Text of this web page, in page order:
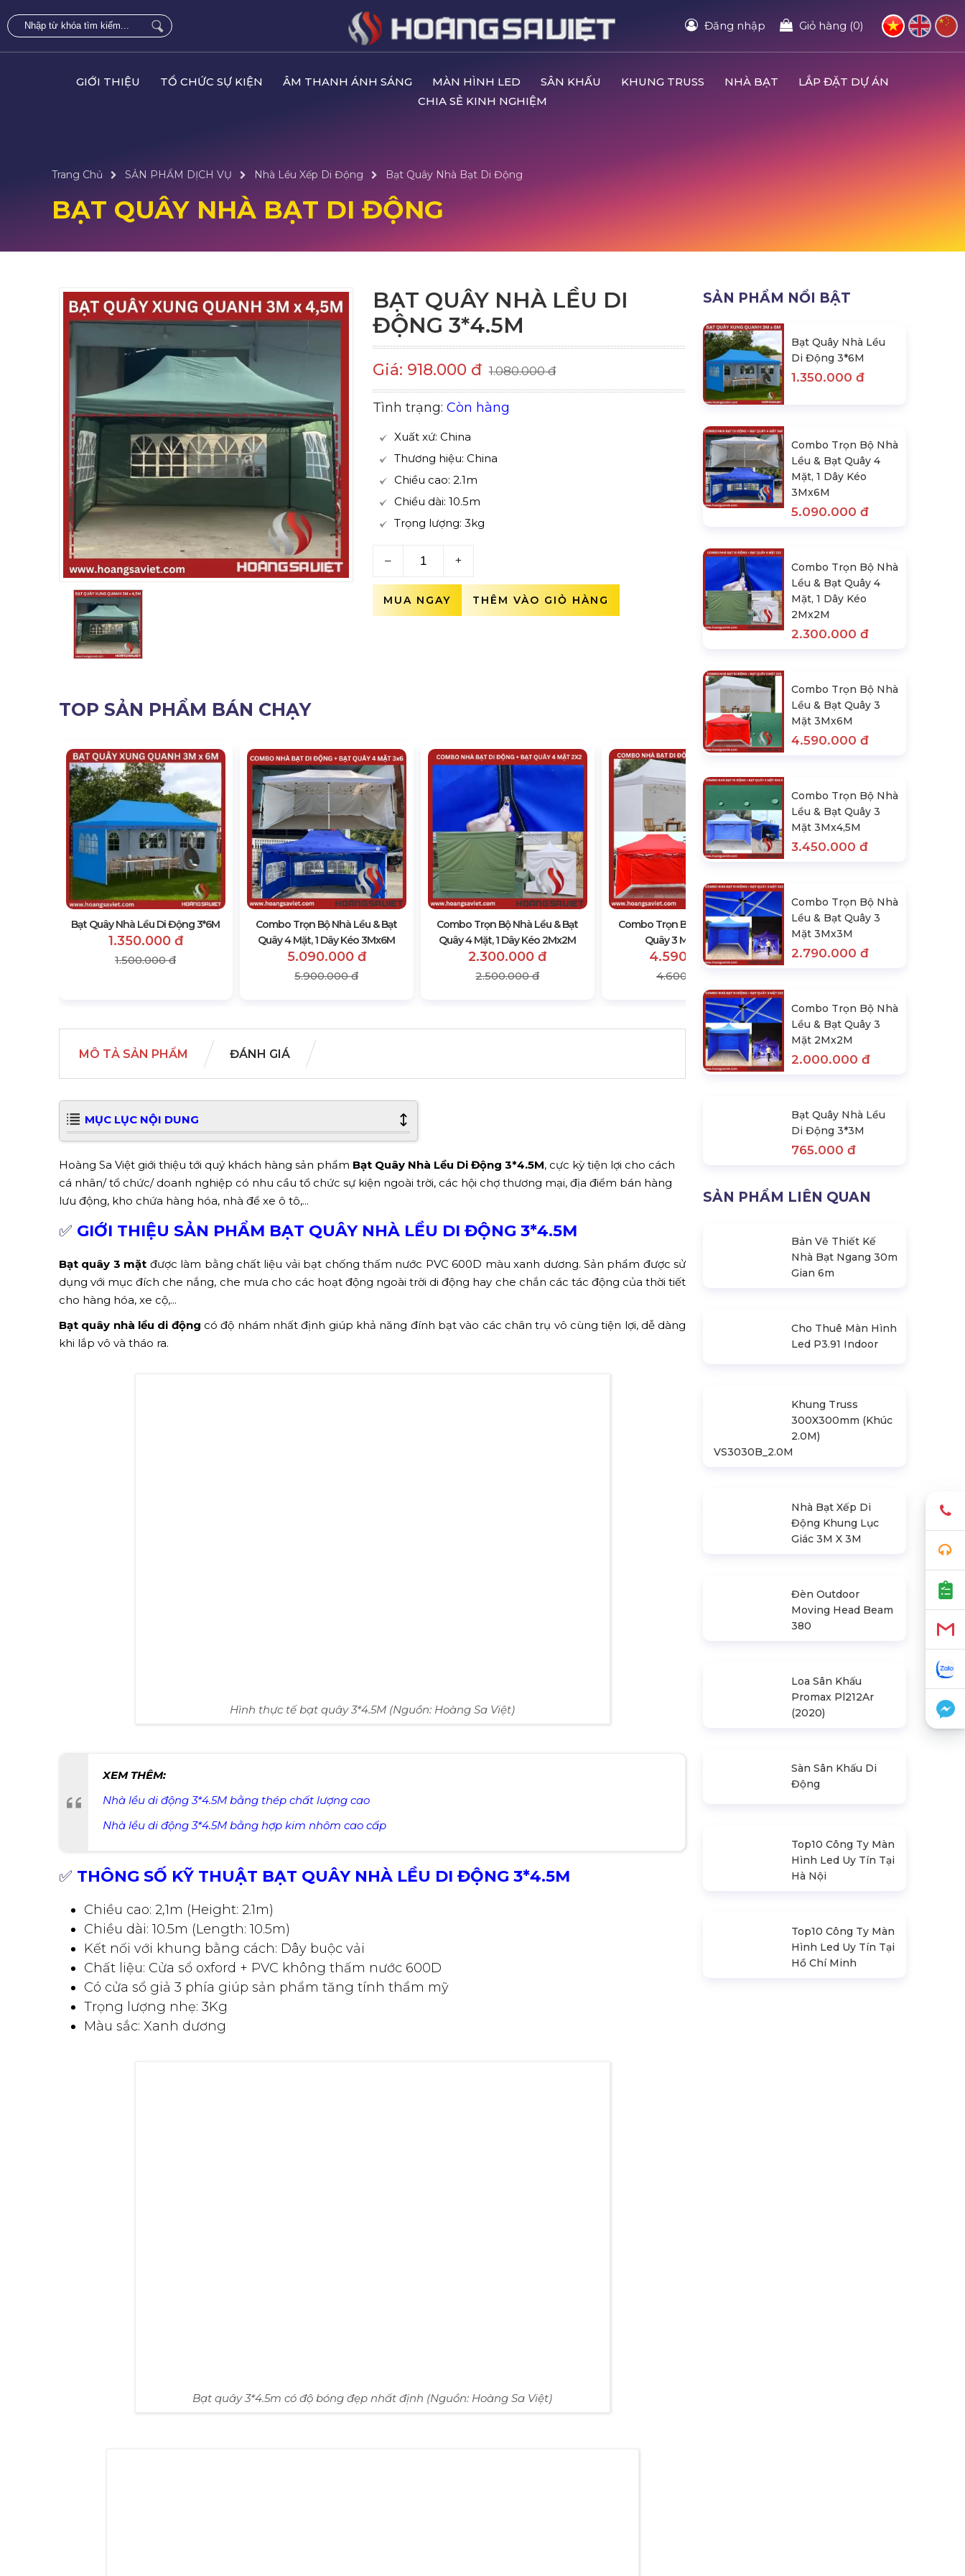
Đăng nhập Giỏ hàng (0)
GIỚI THIỆU TỔ CHỨC SỰ KIỆN ÂM THANH ÁNH SÁNG MÀN HÌNH LED SÂN KHẤU KHUNG TRUSS NHÀ BẠT
LẮP ĐẶT DỰ ÁN
CHIA SẺ KINH NGHIỆM
Trang Chủ SẢN PHẨM DỊCH VỤ Nhà Lều Xếp Di Động Bạt Quây Nhà Bạt Di Động
BẠT QUÂY NHÀ BẠT DI ĐỘNG
BẠT QUÂY NHÀ LỀU DI
ĐỘNG 3*4.5M
Giá: 918.000 đ 1.080.000 đ
Tình trạng: Còn hàng
Xuất xứ: China
Thương hiệu: China
Chiều cao: 2.1m
Chiều dài: 10.5m
Trọng lượng: 3kg
– +
MUA NGAY THÊM VÀO GIỎ HÀNG
TOP SẢN PHẨM BÁN CHẠY
Bạt Quây Nhà Lều Di Động 3*6M
1.350.000 đ
1.500.000 đ
Combo Trọn Bộ Nhà Lều & Bạt
Quây 4 Mặt, 1 Dây Kéo 3Mx6M
5.090.000 đ
5.900.000 đ
Combo Trọn Bộ Nhà Lều & Bạt
Quây 4 Mặt, 1 Dây Kéo 2Mx2M
2.300.000 đ
2.500.000 đ
Combo Trọn Bộ Nhà Lều & Bạt
Quây 3 Mặt 3Mx6M
4.590.000 đ
4.600.000 đ
3.450.000 đ
3.600.000 đ
MÔ TẢ SẢN PHẨM ĐÁNH GIÁ
MỤC LỤC NỘI DUNG
Hoàng Sa Việt giới thiệu tới quý khách hàng sản phẩm Bạt Quây Nhà Lều Di Động 3*4.5M, cực kỳ tiện lợi cho cách
cá nhân/ tổ chức/ doanh nghiệp có nhu cầu tổ chức sự kiện ngoài trời, các hội chợ thương mại, địa điểm bán hàng
lưu động, kho chứa hàng hóa, nhà để xe ô tô,...
✅ GIỚI THIỆU SẢN PHẨM BẠT QUÂY NHÀ LỀU DI ĐỘNG 3*4.5M
Bạt quây 3 mặt được làm bằng chất liệu vải bạt chống thấm nước PVC 600D màu xanh dương. Sản phẩm được sử
dụng với mục đích che nắng, che mưa cho các hoạt động ngoài trời di động hay che chắn các tác động của thời tiết
cho hàng hóa, xe cộ,...
Bạt quây nhà lều di động có độ nhám nhất định giúp khả năng đính bạt vào các chân trụ vô cùng tiện lợi, dễ dàng
khi lắp vô và tháo ra.
Hình thực tế bạt quây 3*4.5M (Nguồn: Hoàng Sa Việt)
XEM THÊM:
Nhà lều di động 3*4.5M bằng thép chất lượng cao
Nhà lều di động 3*4.5M bằng hợp kim nhôm cao cấp
✅ THÔNG SỐ KỸ THUẬT BẠT QUÂY NHÀ LỀU DI ĐỘNG 3*4.5M
Chiều cao: 2,1m (Height: 2.1m)
Chiều dài: 10.5m (Length: 10.5m)
Kết nối với khung bằng cách: Dây buộc vải
Chất liệu: Cửa sổ oxford + PVC không thấm nước 600D
Có cửa sổ giả 3 phía giúp sản phẩm tăng tính thẩm mỹ
Trọng lượng nhẹ: 3Kg
Màu sắc: Xanh dương
SẢN PHẨM NỔI BẬT
Bạt Quây Nhà Lều
Di Động 3*6M
1.350.000 đ
Combo Trọn Bộ Nhà
Lều & Bạt Quây 4
Mặt, 1 Dây Kéo
3Mx6M
5.090.000 đ
Combo Trọn Bộ Nhà
Lều & Bạt Quây 4
Mặt, 1 Dây Kéo
2Mx2M
2.300.000 đ
Combo Trọn Bộ Nhà
Lều & Bạt Quây 3
Mặt 3Mx6M
4.590.000 đ
Combo Trọn Bộ Nhà
Lều & Bạt Quây 3
Mặt 3Mx4,5M
3.450.000 đ
Combo Trọn Bộ Nhà
Lều & Bạt Quây 3
Mặt 3Mx3M
2.790.000 đ
Combo Trọn Bộ Nhà
Lều & Bạt Quây 3
Mặt 2Mx2M
2.000.000 đ
Bạt Quây Nhà Lều
Di Động 3*3M
765.000 đ
SẢN PHẨM LIÊN QUAN
Bản Vẽ Thiết Kế
Nhà Bạt Ngang 30m
Khung Truss
VS3030B_2.0M
Giác 3M X 3M
Moving Head Beam
380
Loa Sân Khấu
Promax Pl212Ar
Sàn Sân Khấu Di